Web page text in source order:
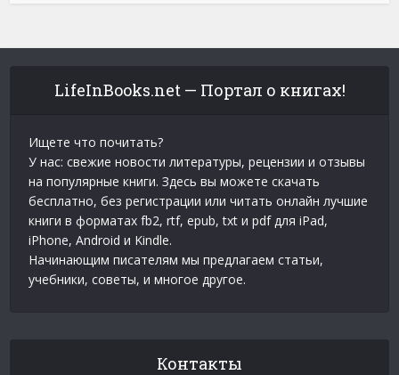
LifeInBooks.net — Портал о книгах!
Ищете что почитать?
У нас: свежие новости литературы, рецензии и отзывы
на популярные книги. Здесь вы можете скачать
бесплатно, без регистрации или читать онлайн лучшие
книги в форматах fb2, rtf, epub, txt и pdf для iPad,
iPhone, Android и Kindle.
Начинающим писателям мы предлагаем статьи,
учебники, советы, и многое другое.
Контакты